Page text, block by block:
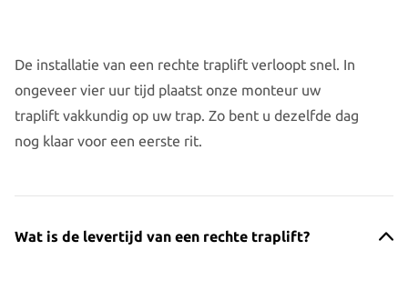
De installatie van een rechte traplift verloopt snel. In
ongeveer vier uur tijd plaatst onze monteur uw
traplift vakkundig op uw trap. Zo bent u dezelfde dag
nog klaar voor een eerste rit.
Wat is de levertijd van een rechte traplift?